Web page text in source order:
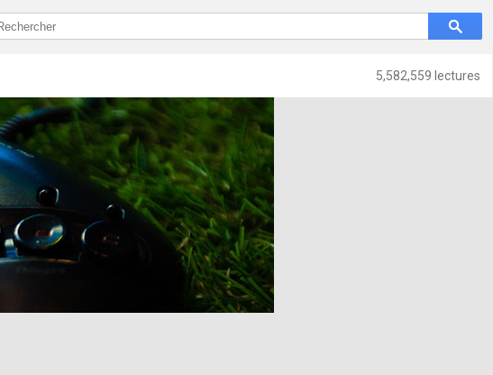
5,582,559 lectures